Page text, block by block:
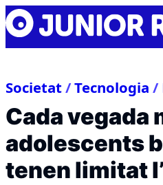
Skip
to
content
Junior
Report
Societat/Tecnologia /
Cada vegada
adolescents
tenen limitat